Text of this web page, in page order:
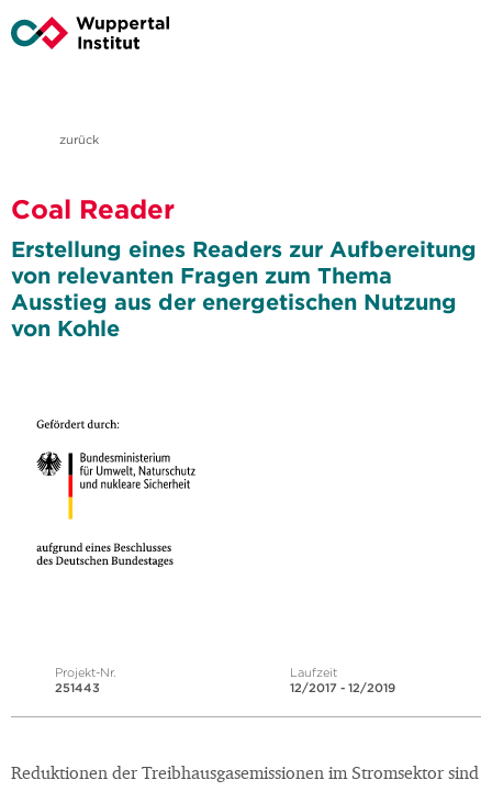
zurück
Coal Reader
Erstellung eines Readers zur Aufbereitung
von relevanten Fragen zum Thema
Ausstieg aus der energetischen Nutzung
von Kohle
Projekt-Nr.
251443
Laufzeit
12/2017 - 12/2019
Reduktionen der Treibhausgasemissionen im Stromsektor sind